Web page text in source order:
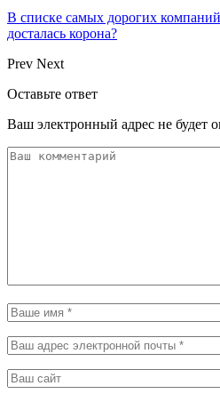
В списке самых дорогих
досталась корона?
Prev Next
Оставьте ответ
Ваш электронный адрес не будет